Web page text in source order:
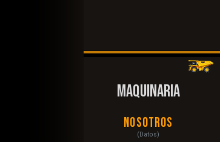
MAQUINARIA
Nosotros
(Datos)